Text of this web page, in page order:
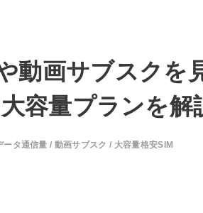
動画サブスクを
容量プランを解
ータ通信量 / 動画サブスク / 大容量格安SIM